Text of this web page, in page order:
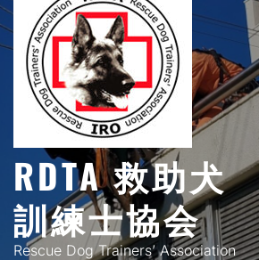
ス
キ
RDTA 救助犬
訓練士協会
Rescue Dog Trainers’ Association